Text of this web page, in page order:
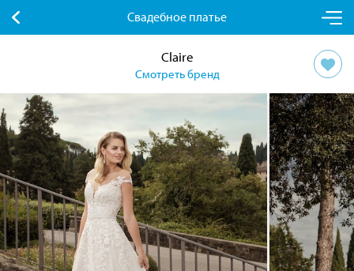
Свадебное платье
Claire
Смотреть бренд